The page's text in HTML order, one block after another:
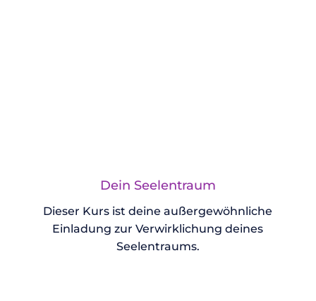
Dein Seelentraum
Dieser Kurs ist deine außergewöhnliche
Einladung zur Verwirklichung deines
Seelentraums.